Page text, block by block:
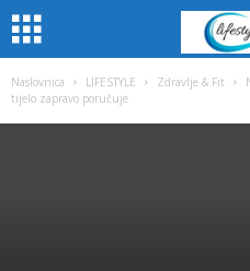
Naslovnica LIFESTYLE Zdravlje & Fit
tijelo zapravo poručuje